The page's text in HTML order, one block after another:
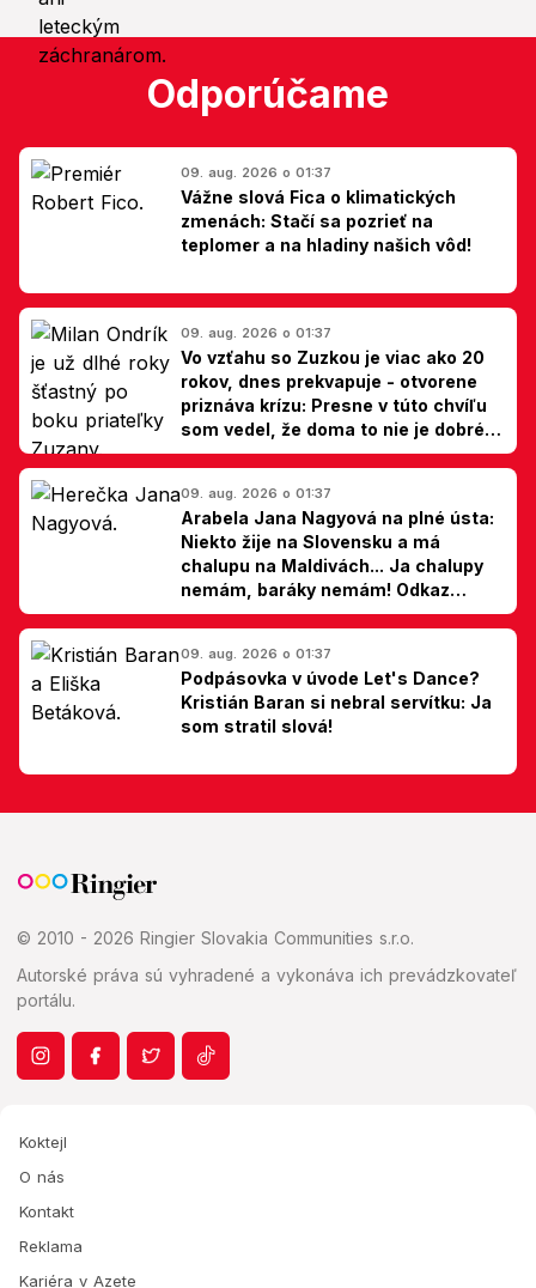
Odporúčame
09. aug. 2026 o 01:37
Vážne slová Fica o klimatických
zmenách: Stačí sa pozrieť na
teplomer a na hladiny našich vôd!
09. aug. 2026 o 01:37
Vo vzťahu so Zuzkou je viac ako 20
rokov, dnes prekvapuje - otvorene
priznáva krízu: Presne v túto chvíľu
som vedel, že doma to nie je dobré,
hovorí Milan Ondrík
09. aug. 2026 o 01:37
Arabela Jana Nagyová na plné ústa:
Niekto žije na Slovensku a má
chalupu na Maldivách... Ja chalupy
nemám, baráky nemám! Odkaz
Slovákom
09. aug. 2026 o 01:37
Podpásovka v úvode Let's Dance?
Kristián Baran si nebral servítku: Ja
som stratil slová!
© 2010 - 2026 Ringier Slovakia Communities s.r.o.
Autorské práva sú vyhradené a vykonáva ich prevádzkovateľ
portálu.
Koktejl
O nás
Kontakt
Reklama
Kariéra v Azete